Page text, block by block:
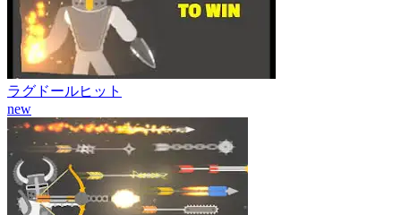
ラグドールヒット
new